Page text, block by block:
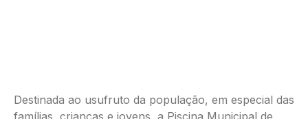
Destinada ao usufruto da população, em especial das
famílias, crianças e jovens, a Piscina Municipal de